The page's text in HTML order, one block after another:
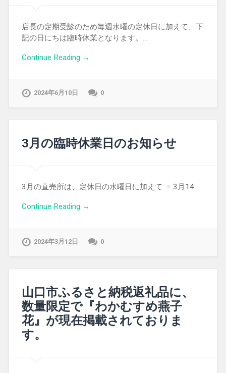
店長の定期受診のため毎週水曜の定休日に加えて、下
記の日にちは臨時休業となります。…
Continue Reading →
2024年6月10日 0
3月の臨時休業日のお知らせ
3月の直売所は、定休日の水曜日に加えて 3月14…
Continue Reading →
2024年3月12日 0
山口市ふるさと納税返礼品に、
数量限定で『わかむすめ燕子
花』が現在掲載されておりま
す。